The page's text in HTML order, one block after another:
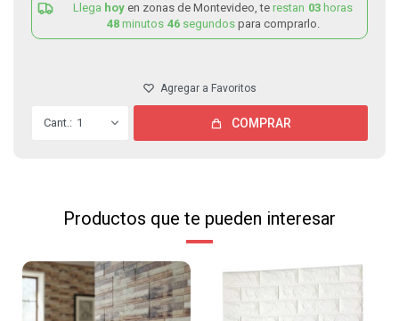
Llega hoy en zonas de Montevideo, te restan 03 horas
48 minutos 46 segundos para comprarlo.
1 COMPRAR
Productos que te pueden interesar